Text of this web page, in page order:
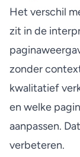
Het verschil
zit in de
zonder
kwalitatief
en welke
aanpassen.
verbeteren.